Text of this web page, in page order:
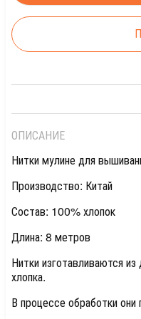
ОПИСАНИЕ
Нитки мулине для
Производство: Китай
Состав: 100% хлопок
Длина: 8 метров
Нитки изготавливаются
хлопка.
В процессе обработки